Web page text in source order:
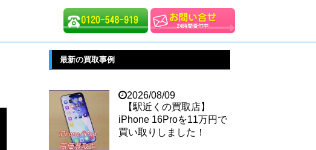
最新の買取事例
2026/08/09
【駅近くの買取店】
iPhone 16Proを11万円で
買い取りしました！